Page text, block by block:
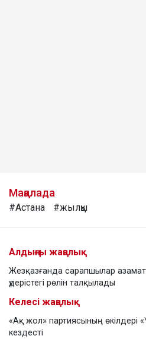
Мақалада
#Астана #жылқы
Алдыңғы жаңалық
Жезқазғанда сарапшылар
үдерістегі рөлін талқылады
Келесі жаңалық
«Ақ жол» партиясының
кездесті